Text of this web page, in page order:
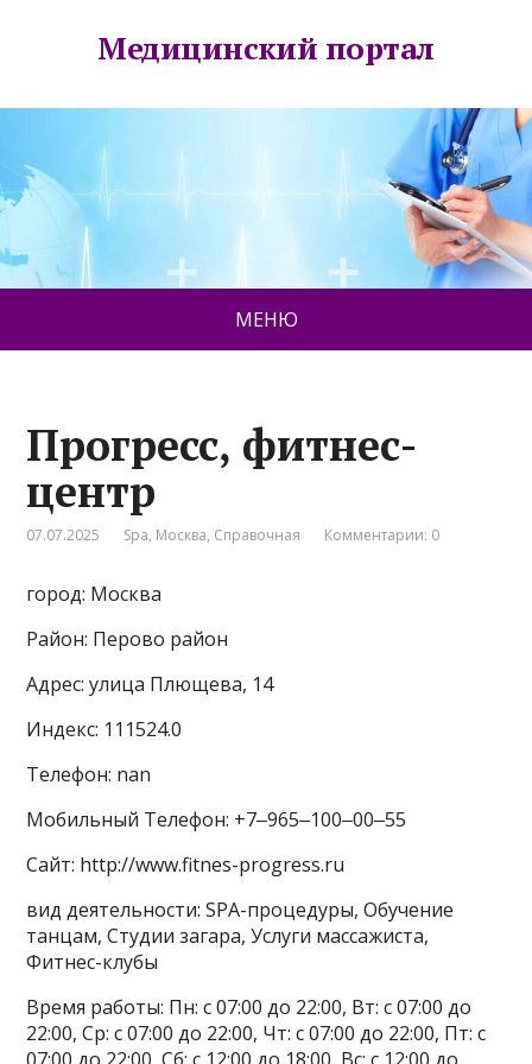
Медицинский портал
МЕНЮ
Прогресс, фитнес-
центр
07.07.2025 Spa, Москва, Справочная Комментарии: 0
город: Москва
Район: Перово район
Адрес: улица Плющева, 14
Индекс: 111524.0
Телефон: nan
Мобильный Телефон: +7‒965‒100‒00‒55
Сайт: http://www.fitnes-progress.ru
вид деятельности: SPA-процедуры, Обучение
танцам, Студии загара, Услуги массажиста,
Фитнес-клубы
Время работы: Пн: с 07:00 до 22:00, Вт: с 07:00 до
22:00, Ср: с 07:00 до 22:00, Чт: с 07:00 до 22:00, Пт: с